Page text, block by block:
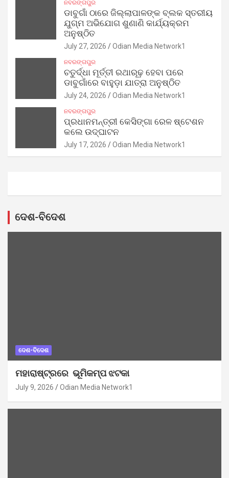
ନବରଙ୍ଗପୁର
ଡାବୁଗାଁ ଠାରେ ଜିଲ୍ଲାପାଳଙ୍କ ବ୍ଲକ ସ୍ତରୀୟ
ଯୁଗ୍ମ ଅଭିଯୋଗ ଶୁଣାଣି କାର୍ଯ୍ୟକ୍ରମ
ଅନୁଷ୍ଠିତ
July 27, 2026 Odian Media Network1
ନବରଙ୍ଗପୁର
ଚତୁର୍ଦ୍ଧା ମୂର୍ତ୍ତୀ ରଥାରୂଢ଼ ହେବା ପରେ
ଡାବୁଗାଁରେ ବାହୁଡ଼ା ଯାତ୍ରା ଅନୁଷ୍ଠିତ
July 24, 2026 Odian Media Network1
ନବରଙ୍ଗପୁର
ପ୍ରଧାନମନ୍ତ୍ରୀ କେସିଙ୍ଗା ରେଳ ଷ୍ଟେଶନ
କଲେ ଉଦ୍‌ଘାଟନ
July 17, 2026 Odian Media Network1
ଦେଶ-ବିଦେଶ
ଦେଶ-ବିଦେଶ
ମହାରାଷ୍ଟ୍ରରେ ଭୂମିକମ୍ପ ଝଟକା
July 9, 2026 Odian Media Network1